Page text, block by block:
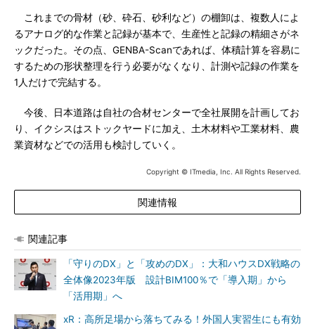
これまでの骨材（砂、砕石、砂利など）の棚卸は、複数人によ
るアナログ的な作業と記録が基本で、生産性と記録の精細さがネ
ックだった。その点、GENBA-Scanであれば、体積計算を容易に
するための形状整理を行う必要がなくなり、計測や記録の作業を
1人だけで完結する。
今後、日本道路は自社の合材センターで全社展開を計画してお
り、イクシスはストックヤードに加え、土木材料や工業材料、農
業資材などでの活用も検討していく。
Copyright © ITmedia, Inc. All Rights Reserved.
関連情報
関連記事
「守りのDX」と「攻めのDX」：大和ハウスDX戦略の
全体像2023年版 設計BIM100％で「導入期」から
「活用期」へ
xR：高所足場から落ちてみる！外国人実習生にも有効